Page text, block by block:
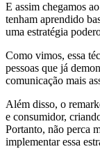
E assim chegamos
tenham aprendido
uma estratégia
Como vimos, essa
pessoas que já
comunicação mais
Além disso, o
e consumidor,
Portanto, não perca
implementar essa